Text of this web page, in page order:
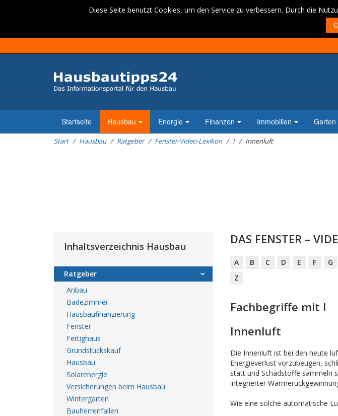
Diese Seite benutzt Cookies, um den Service zu verbessern. Durch die
Startseite Hausbau Energie Finanzen Immobilien Garten
Start Hausbau Ratgeber Fenster-Video-Lexikon I Innenluft
DAS FENSTER –
A B C D E F G
Z
Fachbegriffe mit I
Innenluft
Die Innenluft ist bei den heute
Energieverlust vorzubeugen,
statt und Schadstoffe sammeln
integrierter
Wie eine solche automatische
Inhaltsverzeichnis Hausbau
Ratgeber
Anbau
Badezimmer
Hausbaufinanzierung
Fenster
Fertighaus
Grundstückskauf
Hausbau
Solarenergie
Versicherungen beim Hausbau
Wintergarten
Bauherrenfallen